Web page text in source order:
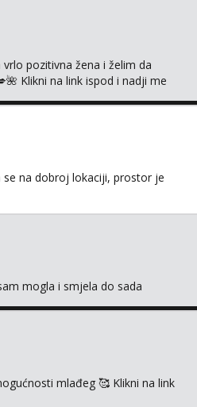
pozitivna žena i želim da
Klikni na link ispod i nadji me
na dobroj lokaciji, prostor je
mogla i smjela do sada
mlađeg 🥰 Klikni na link